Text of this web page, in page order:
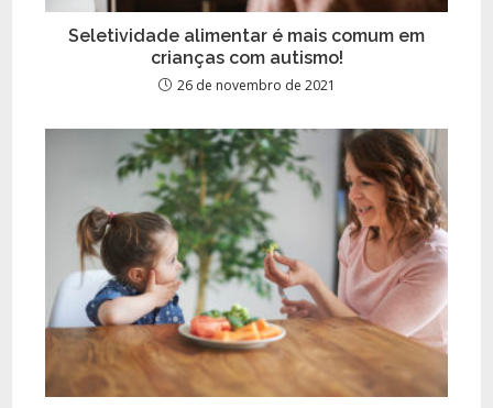
Seletividade alimentar é mais comum em
crianças com autismo!
26 de novembro de 2021